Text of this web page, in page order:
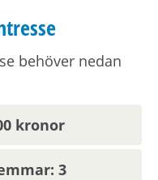
antal
infaller på
inflyttning
behöver nedan
kronor
3